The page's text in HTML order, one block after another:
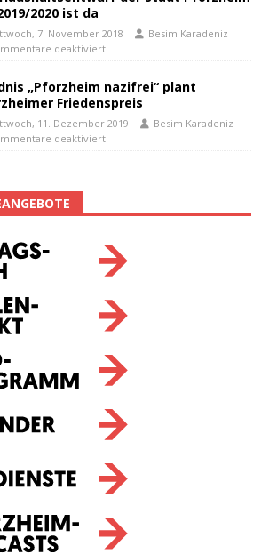
2020 ist da
7. November 2018
Besim Karadeniz
deaktiviert
„Pforzheim nazifrei“ plant
Friedenspreis
11. Dezember 2019
Besim Karadeniz
deaktiviert